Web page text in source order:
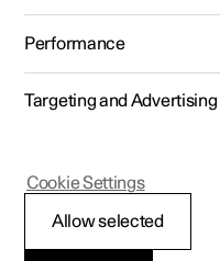
Pre-owned
Shop
Meer
Testrit
Aanbiedingen
Testrit
Aanbiedingen
Polestar 4
Ontdek
Testrit
Bekijk onze
Aanbiedingen
Ontdek Polestar
Over pre-owned
Pre-owned
Configureer
Pre-owned
Testrit
Additionals
(Opent in een
Experiences
Ontmoet ons
Servicepunten
Opladen
Support
Polestar 1
Performance
Targeting and Advertising
Allow selected
Cookie Settings